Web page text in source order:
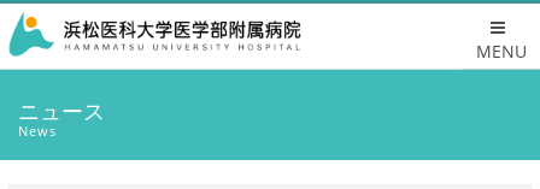
MENU
ニュース
News